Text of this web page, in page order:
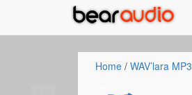
Home / WAV’lara MP3